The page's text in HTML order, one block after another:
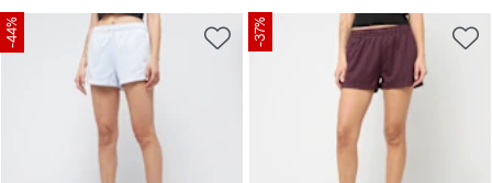
-44% -37%